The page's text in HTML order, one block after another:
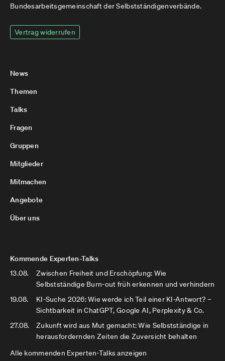
Bundesarbeitsgemeinschaft der Selbstständigenverbände.
Vertrag widerrufen
News
Themen
Talks
Fragen
Gruppen
Mitglieder
Mitmachen
Angebote
Über uns
Kommende Experten-Talks
13.08.
Zwischen Freiheit und Erschöpfung: Wie
Selbstständige Burn-out früh erkennen und verhindern
19.08.
KI-Suche 2026: Wie werde ich Teil einer KI-Antwort? –
Sichtbarkeit in ChatGPT, Google AI, Perplexity & Co.
27.08.
Zukunft wird aus Mut gemacht: Wie Selbstständige in
herausfordernden Zeiten die Zuversicht behalten
Alle kommenden Experten-Talks anzeigen